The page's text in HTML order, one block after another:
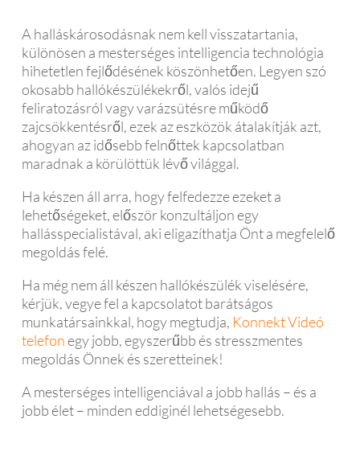
A halláskárosodásnak nem kell visszatartania,
különösen a mesterséges intelligencia technológia
hihetetlen fejlődésének köszönhetően. Legyen szó
okosabb hallókészülékekről, valós idejű
feliratozásról vagy varázsütésre működő
zajcsökkentésről, ezek az eszközök átalakítják azt,
ahogyan az idősebb felnőttek kapcsolatban
maradnak a körülöttük lévő világgal.
Ha készen áll arra, hogy felfedezze ezeket a
lehetőségeket, először konzultáljon egy
hallásspecialistával, aki eligazíthatja Önt a megfelelő
megoldás felé.
Ha még nem áll készen hallókészülék viselésére,
kérjük, vegye fel a kapcsolatot barátságos
munkatársainkkal, hogy megtudja, Konnekt Videó
telefonegy jobb, egyszerűbb és stresszmentes
megoldás Önnek és szeretteinek!
A mesterséges intelligenciával a jobb hallás – és a
jobb élet – minden eddiginél lehetségesebb.